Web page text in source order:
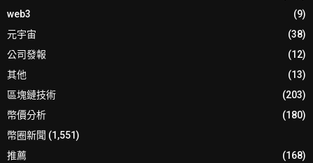
web3
(9)
元宇宙
(38)
公司發報
(12)
其他
(13)
區塊鏈技術
(203)
幣價分析
(180)
幣圈新聞 (1,551)
推薦
(168)